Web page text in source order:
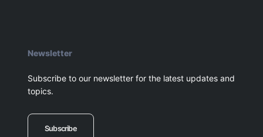
Newsletter
Subscribe to our newsletter for the latest updates and
topics.
Subscribe